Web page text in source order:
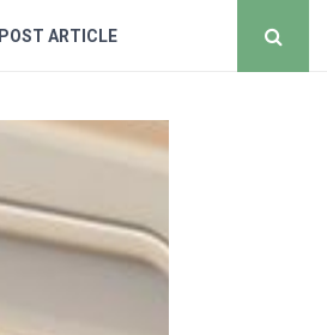
POST ARTICLE